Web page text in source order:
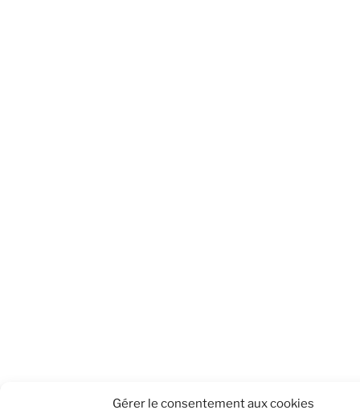
Gérer le consentement aux cookies